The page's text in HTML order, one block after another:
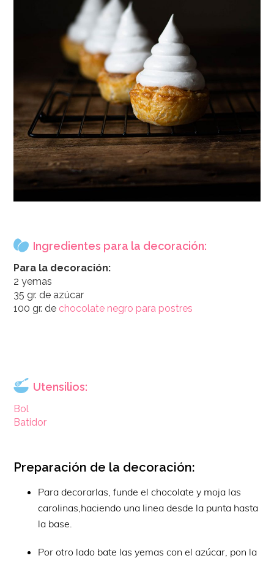
Ingredientes para la decoración:
Para la decoración:
2 yemas
35 gr. de azúcar
100 gr. de chocolate negro para postres
Utensilios:
Bol
Batidor
Preparación de la decoración:
Para decorarlas, funde el chocolate y moja las
carolinas,haciendo una linea desde la punta hasta
la base.
Por otro lado bate las yemas con el azúcar, pon la